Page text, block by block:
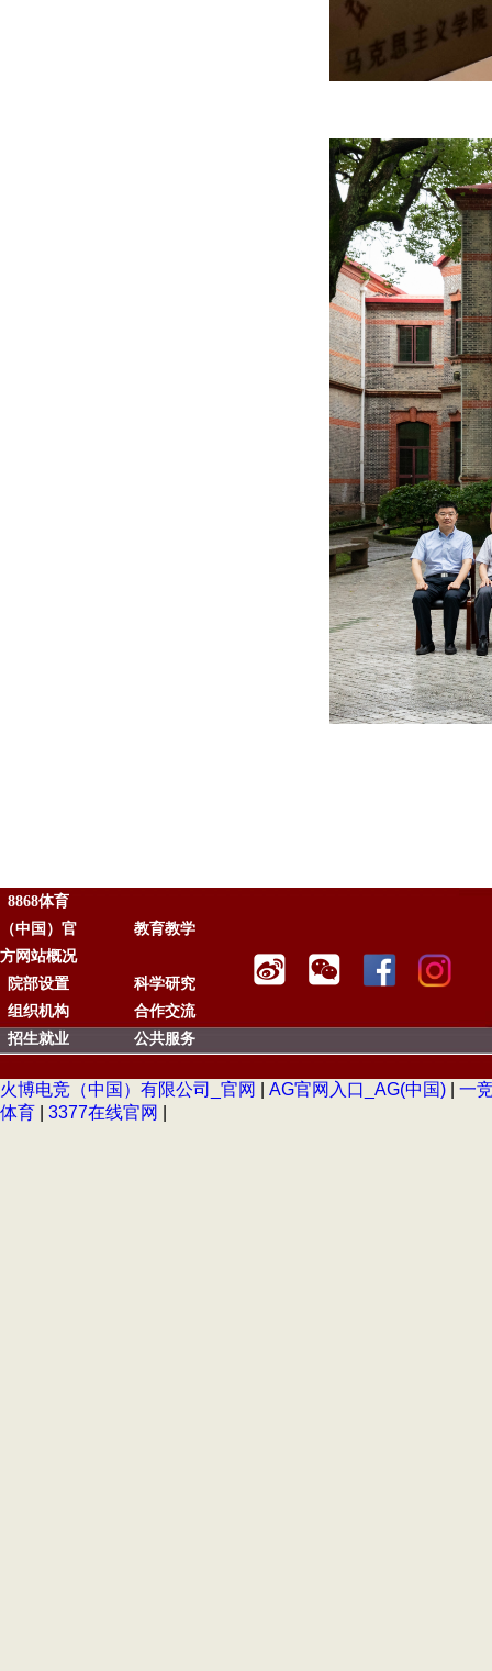
8868体育
（中国）官
方网站概况
教育教学
院部设置
科学研究
组织机构
合作交流
招生就业
公共服务
火博电竞（中国）有限公司_官网 AG官网入口_AG(中国)
一
体育
3377在线官网